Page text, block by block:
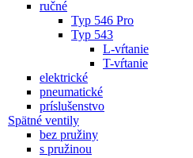
ručné
Typ 546 Pro
Typ 543
L-vŕtanie
T-vŕtanie
elektrické
pneumatické
príslušenstvo
Spätné ventily
bez pružiny
s pružinou